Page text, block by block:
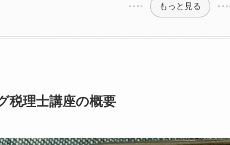
もっと見る
税理士講座の概要